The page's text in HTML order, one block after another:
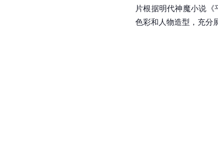
片根据明代神魔小说 《
色彩和人物造型，充